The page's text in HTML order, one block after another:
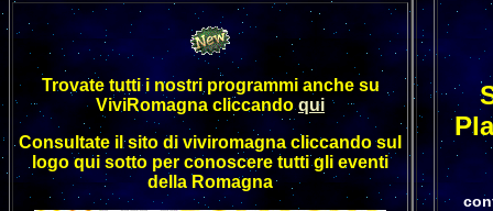
Trovate tutti i nostri programmi anche su
ViviRomagna cliccandoqui
Consultate il sito di viviromagna cliccando sul
logo qui sotto per conoscere tutti gli eventi
della Romagna